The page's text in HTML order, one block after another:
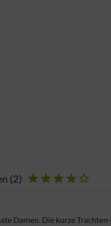
(2)
Damen. Die kurze Trachten-